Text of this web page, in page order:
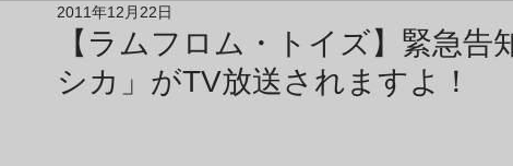
アーティスト＆クリエイター紹介
【ラムフロム・トイズ】緊急告
シカ」がTV放送されますよ！
2011年12月22日